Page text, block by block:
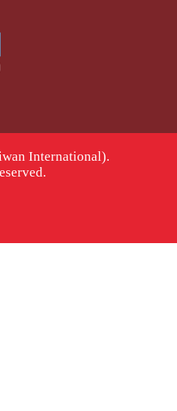
International).